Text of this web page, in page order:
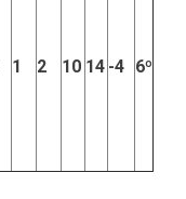
1 2 10 14 -4 6º